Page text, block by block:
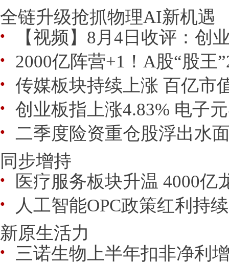
全链升级抢抓物理AI新机遇
● 【视频】8月4日收评：创
● 2000亿阵营+1！A股“股王
● 传媒板块持续上涨 百亿市
● 创业板指上涨4.83% 电子
● 二季度险资重仓股浮出水
同步增持
● 医疗服务板块升温 4000亿
● 人工智能OPC政策红利持
新原生活力
● 三诺生物上半年扣非净利